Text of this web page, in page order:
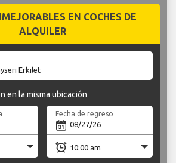
EN COCHES DE
ALQUILER
en la misma ubicación
Fecha de regreso